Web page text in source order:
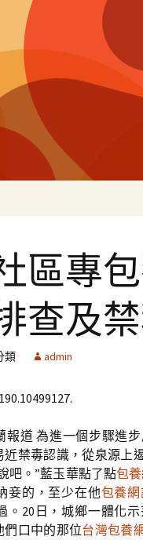
區專
查及
類 admin
報道 為進一個步驟進
近禁毒認識，從泉源上
吧。”藍玉華點了點包
妾的，至少在他包養
。20日，城鄉一體化
們口中的那位台灣包養